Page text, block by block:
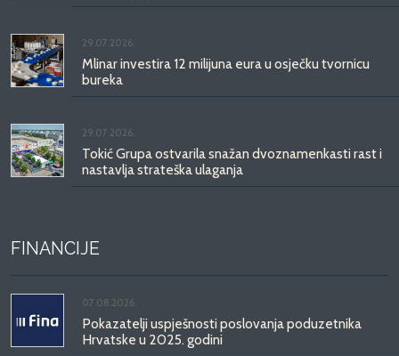
29.07.2026.
Mlinar investira 12 milijuna eura u osječku tvornicu
bureka
29.07.2026.
Tokić Grupa ostvarila snažan dvoznamenkasti rast i
nastavlja strateška ulaganja
FINANCIJE
07.08.2026.
Pokazatelji uspješnosti poslovanja poduzetnika
Hrvatske u 2025. godini